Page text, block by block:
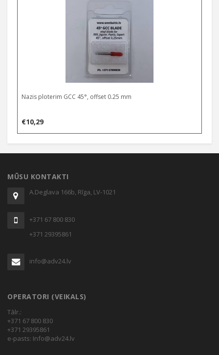
Nazis ploterim GCC 45°, offset 0.25 mm
€10,29
MŪSU KONTAKTI
A.Deglava 166b, Rīga, LV-1021
+371 67 800 830
+371 29395861
info@adv24.lv
OPERATORI (VEIKALS)
Tālr.:
+371 67 800 830
+371 29395861
e-pasts: Info@adv24.lv